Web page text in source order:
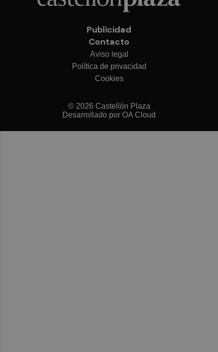
Publicidad
Contacto
Aviso legal
Política de privacidad
Cookies
© 2026 Castellón Plaza
Desarrollado por OA Cloud